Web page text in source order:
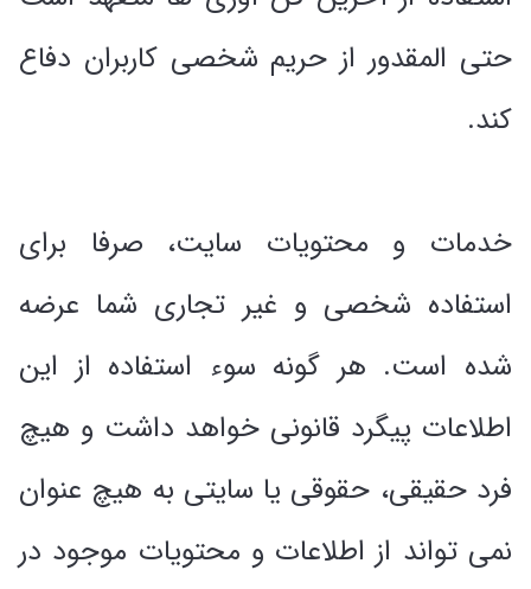
حتی المقدور از حریم شخصی کاربران دفاع
کند.
خدمات و محتویات سایت، صرفا براى
استفاده شخصى و غیر تجارى شما عرضه
شده است. هر گونه سوء استفاده از این
اطلاعات پیگرد قانونی خواهد داشت و هیچ
فرد حقیقی، حقوقی یا سایتی به هیچ عنوان
نمی تواند از اطلاعات و محتویات موجود در